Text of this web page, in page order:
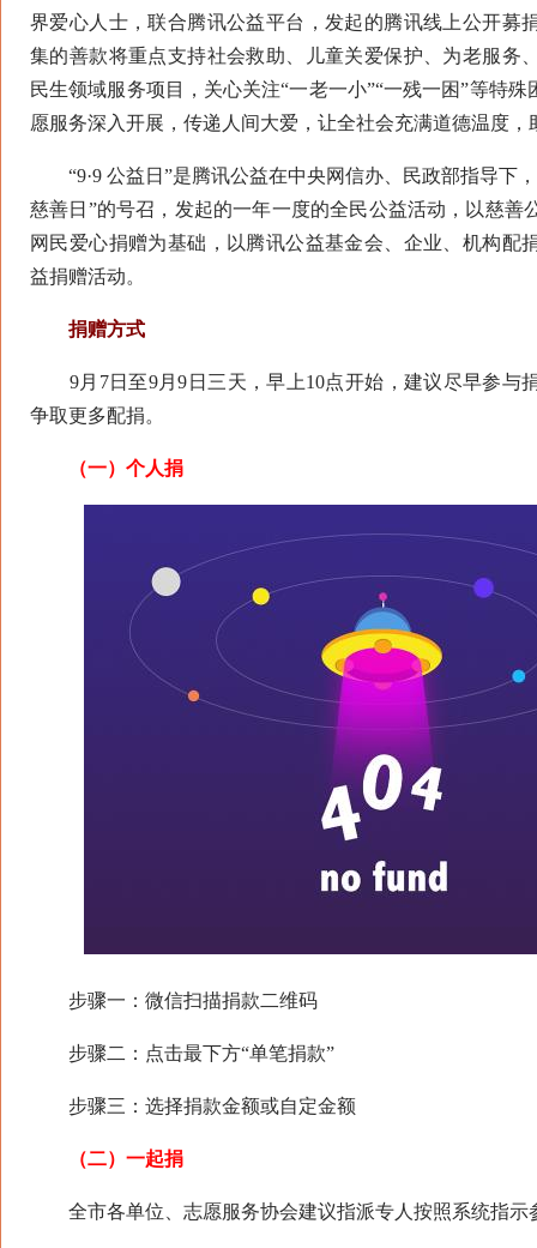
界爱心人士，联合腾讯公益平台，发起的腾讯线上公开募
集的善款将重点支持社会救助、儿童关爱保护、为老服务
民生领域服务项目，关心关注“一老一小”“一残一困”等特殊
愿服务深入开展，传递人间大爱，让全社会充满道德温度，
“9·9 公益日”是腾讯公益在中央网信办、民政部指导下，
慈善日”的号召，发起的一年一度的全民公益活动，以慈善
网民爱心捐赠为基础，以腾讯公益基金会、企业、机构配
益捐赠活动。
捐赠方式
9月7日至9月9日三天，早上10点开始，建议尽早参与
争取更多配捐。
（一）个人捐
步骤一：微信扫描捐款二维码
步骤二：点击最下方“单笔捐款”
步骤三：选择捐款金额或自定金额
（二）一起捐
全市各单位、志愿服务协会建议指派专人按照系统指示